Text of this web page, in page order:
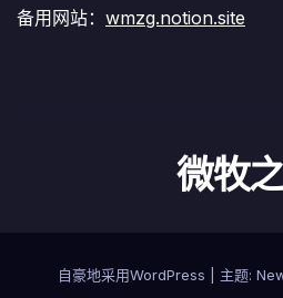
备用网站： wmzg.notion.site
微牧
自豪地采用WordPress 主题: